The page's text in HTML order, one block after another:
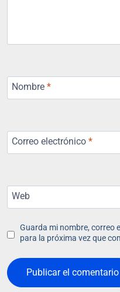
Nombre *
Correo electrónico *
Web
Guarda mi nombre, correo
para la próxima vez que